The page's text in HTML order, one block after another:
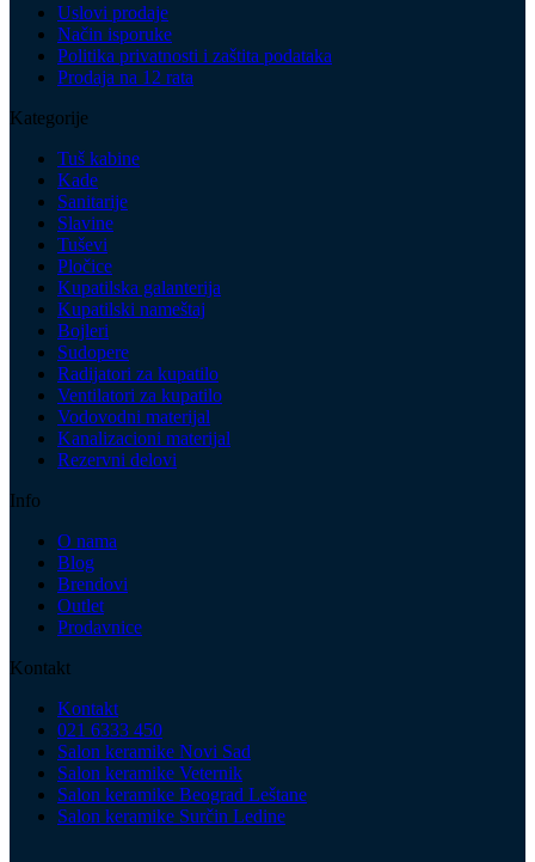
Uslovi prodaje
Način isporuke
Politika privatnosti i zaštita podataka
Prodaja na 12 rata
Kategorije
Tuš kabine
Kade
Sanitarije
Slavine
Tuševi
Pločice
Kupatilska galanterija
Kupatilski nameštaj
Bojleri
Sudopere
Radijatori za kupatilo
Ventilatori za kupatilo
Vodovodni materijal
Kanalizacioni materijal
Rezervni delovi
Info
O nama
Blog
Brendovi
Outlet
Prodavnice
Kontakt
Kontakt
021 6333 450
Salon keramike Novi Sad
Salon keramike Veternik
Salon keramike Beograd Leštane
Salon keramike Surčin Ledine